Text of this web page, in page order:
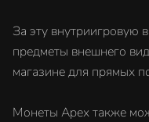
За эту внутриигровую
предметы внешнего
магазине для прямых
Монеты Apex также